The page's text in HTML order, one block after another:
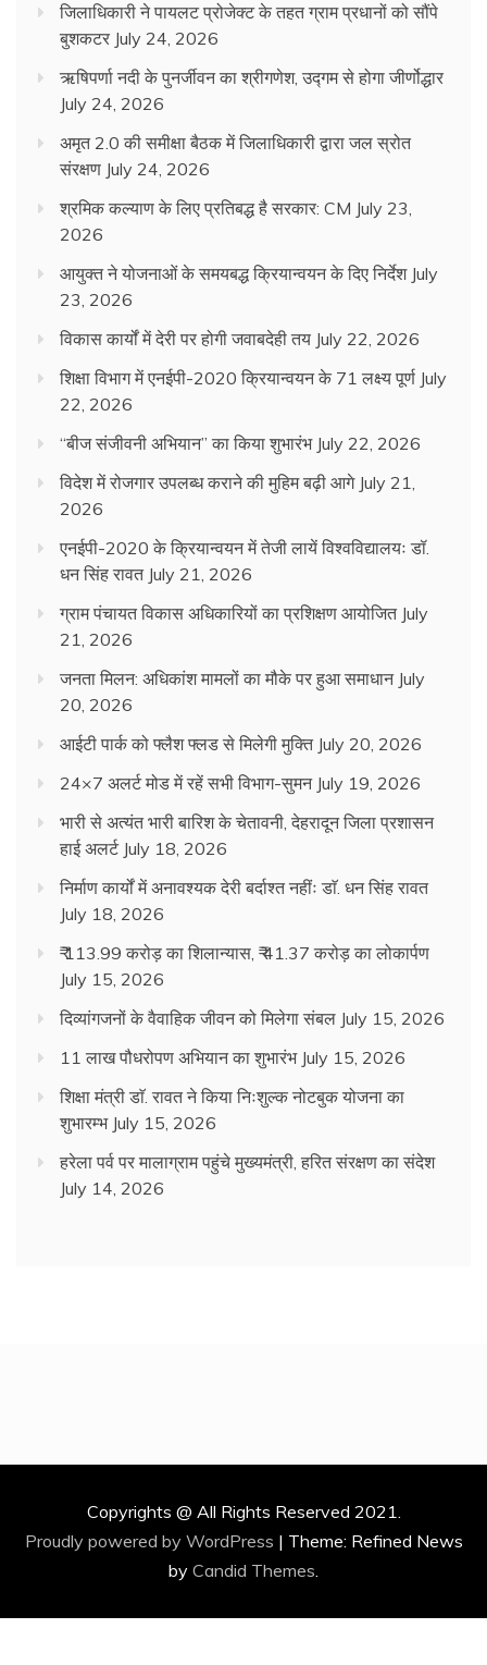
जिलाधिकारी ने पायलट प्रोजेक्ट के तहत ग्राम प्रधानों को सौंपे
बुशकटर July 24, 2026
ऋषिपर्णा नदी के पुनर्जीवन का श्रीगणेश, उद्गम से होगा जीर्णोद्धार
July 24, 2026
अमृत 2.0 की समीक्षा बैठक में जिलाधिकारी द्वारा जल स्रोत
संरक्षण July 24, 2026
श्रमिक कल्याण के लिए प्रतिबद्ध है सरकार: CM July 23,
2026
आयुक्त ने योजनाओं के समयबद्ध क्रियान्वयन के दिए निर्देश July
23, 2026
विकास कार्यों में देरी पर होगी जवाबदेही तय July 22, 2026
शिक्षा विभाग में एनईपी-2020 क्रियान्वयन के 71 लक्ष्य पूर्ण July
22, 2026
“बीज संजीवनी अभियान” का किया शुभारंभ July 22, 2026
विदेश में रोजगार उपलब्ध कराने की मुहिम बढ़ी आगे July 21,
2026
एनईपी-2020 के क्रियान्वयन में तेजी लायें विश्वविद्यालयः डॉ.
धन सिंह रावत July 21, 2026
ग्राम पंचायत विकास अधिकारियों का प्रशिक्षण आयोजित July
21, 2026
जनता मिलन: अधिकांश मामलों का मौके पर हुआ समाधान July
20, 2026
आईटी पार्क को फ्लैश फ्लड से मिलेगी मुक्ति July 20, 2026
24×7 अलर्ट मोड में रहें सभी विभाग-सुमन July 19, 2026
भारी से अत्यंत भारी बारिश के चेतावनी, देहरादून जिला प्रशासन
हाई अलर्ट July 18, 2026
निर्माण कार्यों में अनावश्यक देरी बर्दाश्त नहींः डाॅ. धन सिंह रावत
July 18, 2026
₹ 113.99 करोड़ का शिलान्यास, ₹ 41.37 करोड़ का लोकार्पण
July 15, 2026
दिव्यांगजनों के वैवाहिक जीवन को मिलेगा संबल July 15, 2026
11 लाख पौधरोपण अभियान का शुभारंभ July 15, 2026
शिक्षा मंत्री डाॅ. रावत ने किया निःशुल्क नोटबुक योजना का
शुभारम्भ July 15, 2026
हरेला पर्व पर मालाग्राम पहुंचे मुख्यमंत्री, हरित संरक्षण का संदेश
July 14, 2026
Copyrights @ All Rights Reserved 2021.
Proudly powered by WordPress | Theme: Refined News
by Candid Themes.